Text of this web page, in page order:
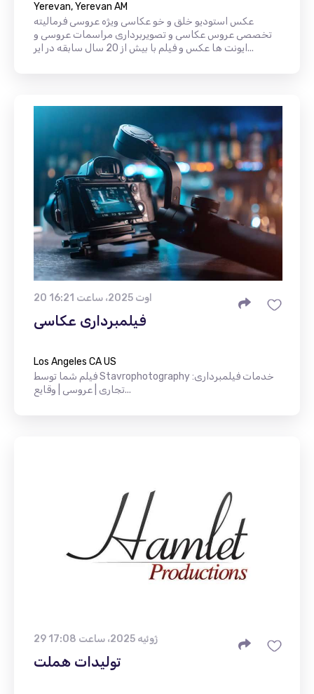
Yerevan, Yerevan AM
عکس استودیو خلق و خو عکاسی ویژه عروسی فرمالیته
تخصصی عروس عکاسی و تصویربرداری مراسمات عروسی و
ایونت ها عکس و فیلم با بیش از 20 سال سابقه در ایر...
20 اوت 2025، ساعت 16:21
فیلمبرداری عکاسی
Los Angeles CA US
فیلم شما توسط Stavrophotography خدمات فیلمبرداری:
تجاری | عروسی | وقایع...
29 ژوئیه 2025، ساعت 17:08
تولیدات هملت